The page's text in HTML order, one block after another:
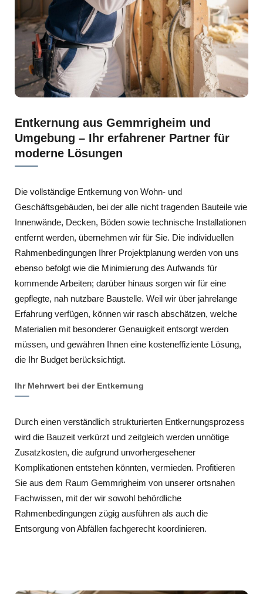
Entkernung aus Gemmrigheim und
Umgebung – Ihr erfahrener Partner für
moderne Lösungen
Die vollständige Entkernung von Wohn- und
Geschäftsgebäuden, bei der alle nicht tragenden Bauteile wie
Innenwände, Decken, Böden sowie technische Installationen
entfernt werden, übernehmen wir für Sie. Die individuellen
Rahmenbedingungen Ihrer Projektplanung werden von uns
ebenso befolgt wie die Minimierung des Aufwands für
kommende Arbeiten; darüber hinaus sorgen wir für eine
gepflegte, nah nutzbare Baustelle. Weil wir über jahrelange
Erfahrung verfügen, können wir rasch abschätzen, welche
Materialien mit besonderer Genauigkeit entsorgt werden
müssen, und gewähren Ihnen eine kosteneffiziente Lösung,
die Ihr Budget berücksichtigt.
Ihr Mehrwert bei der Entkernung
Durch einen verständlich strukturierten Entkernungsprozess
wird die Bauzeit verkürzt und zeitgleich werden unnötige
Zusatzkosten, die aufgrund unvorhergesehener
Komplikationen entstehen könnten, vermieden. Profitieren
Sie aus dem Raum Gemmrigheim von unserer ortsnahen
Fachwissen, mit der wir sowohl behördliche
Rahmenbedingungen zügig ausführen als auch die
Entsorgung von Abfällen fachgerecht koordinieren.